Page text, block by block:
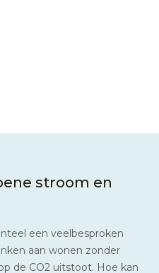
stroom en
een veelbesproken
aan wonen zonder
de CO2 uitstoot. Hoe kan